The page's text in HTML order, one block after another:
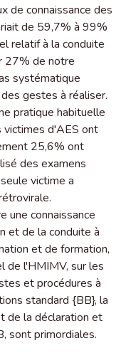
de connaissance des
de 59,7% à 99%
relatif à la conduite
27% de notre
systématique
gestes à réaliser.
pratique habituelle
d'AES ont
25,6% ont
des examens
victime a
une connaissance
et de la conduite à
et de formation,
de l'HMIMV, sur les
et procédures à
standard {BB}, la
de la déclaration et
sont primordiales.